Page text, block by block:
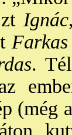
Ignác
Farkas
.
(még